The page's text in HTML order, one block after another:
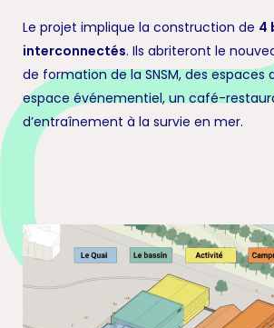
Le projet implique la construction de 4
interconnectés. Ils abriteront le
de formation de la SNSM, des espaces
espace événementiel, un café-
d’entraînement à la survie en mer.